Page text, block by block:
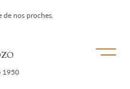
Ouvrir/
de nos proches.
1950